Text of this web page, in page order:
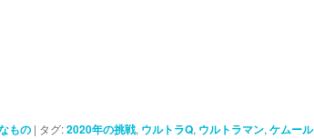
もの | タグ:2020年の挑戦, ウルトラQ, ウルトラマン, ケムール